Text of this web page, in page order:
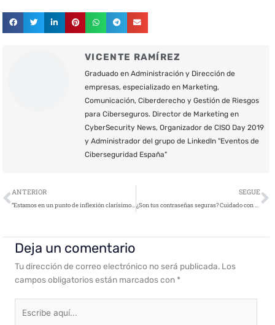
VICENTE RAMÍREZ
Graduado en Administración y Dirección de
empresas, especializado en Marketing,
Comunicación, Ciberderecho y Gestión de Riesgos
para Ciberseguros. Director de Marketing en
CyberSecurity News, Organizador de CISO Day 2019
y Administrador del grupo de LinkedIn "Eventos de
Ciberseguridad España"
Ant
ANTERIOR
“Estamos en un punto de inflexión clarísimo en el cual están llegando muchos clientes nuevos interesados en la micro segmentación”
SEGUE
¿Son tus contraseñas seguras? Cuidado con el Password Spraying
Deja un comentario
Tu dirección de correo electrónico no será publicada. Los
campos obligatorios están marcados con *
aquí...